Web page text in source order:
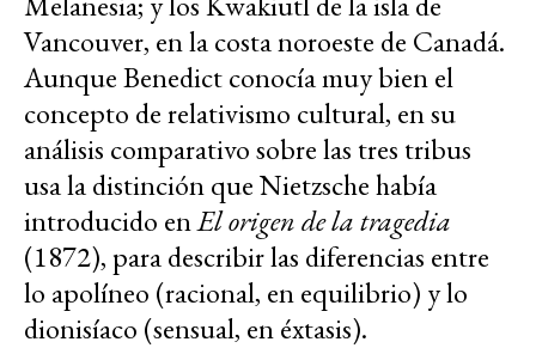
Vancouver, en la costa noroeste de Canadá.
Aunque Benedict conocía muy bien el
concepto de relativismo cultural, en su
análisis comparativo sobre las tres tribus
usa la distinción que Nietzsche había
introducido enEl origen de la tragedia
(1872), para describir las diferencias entre
lo apolíneo (racional, en equilibrio) y lo
dionisíaco (sensual, en éxtasis).